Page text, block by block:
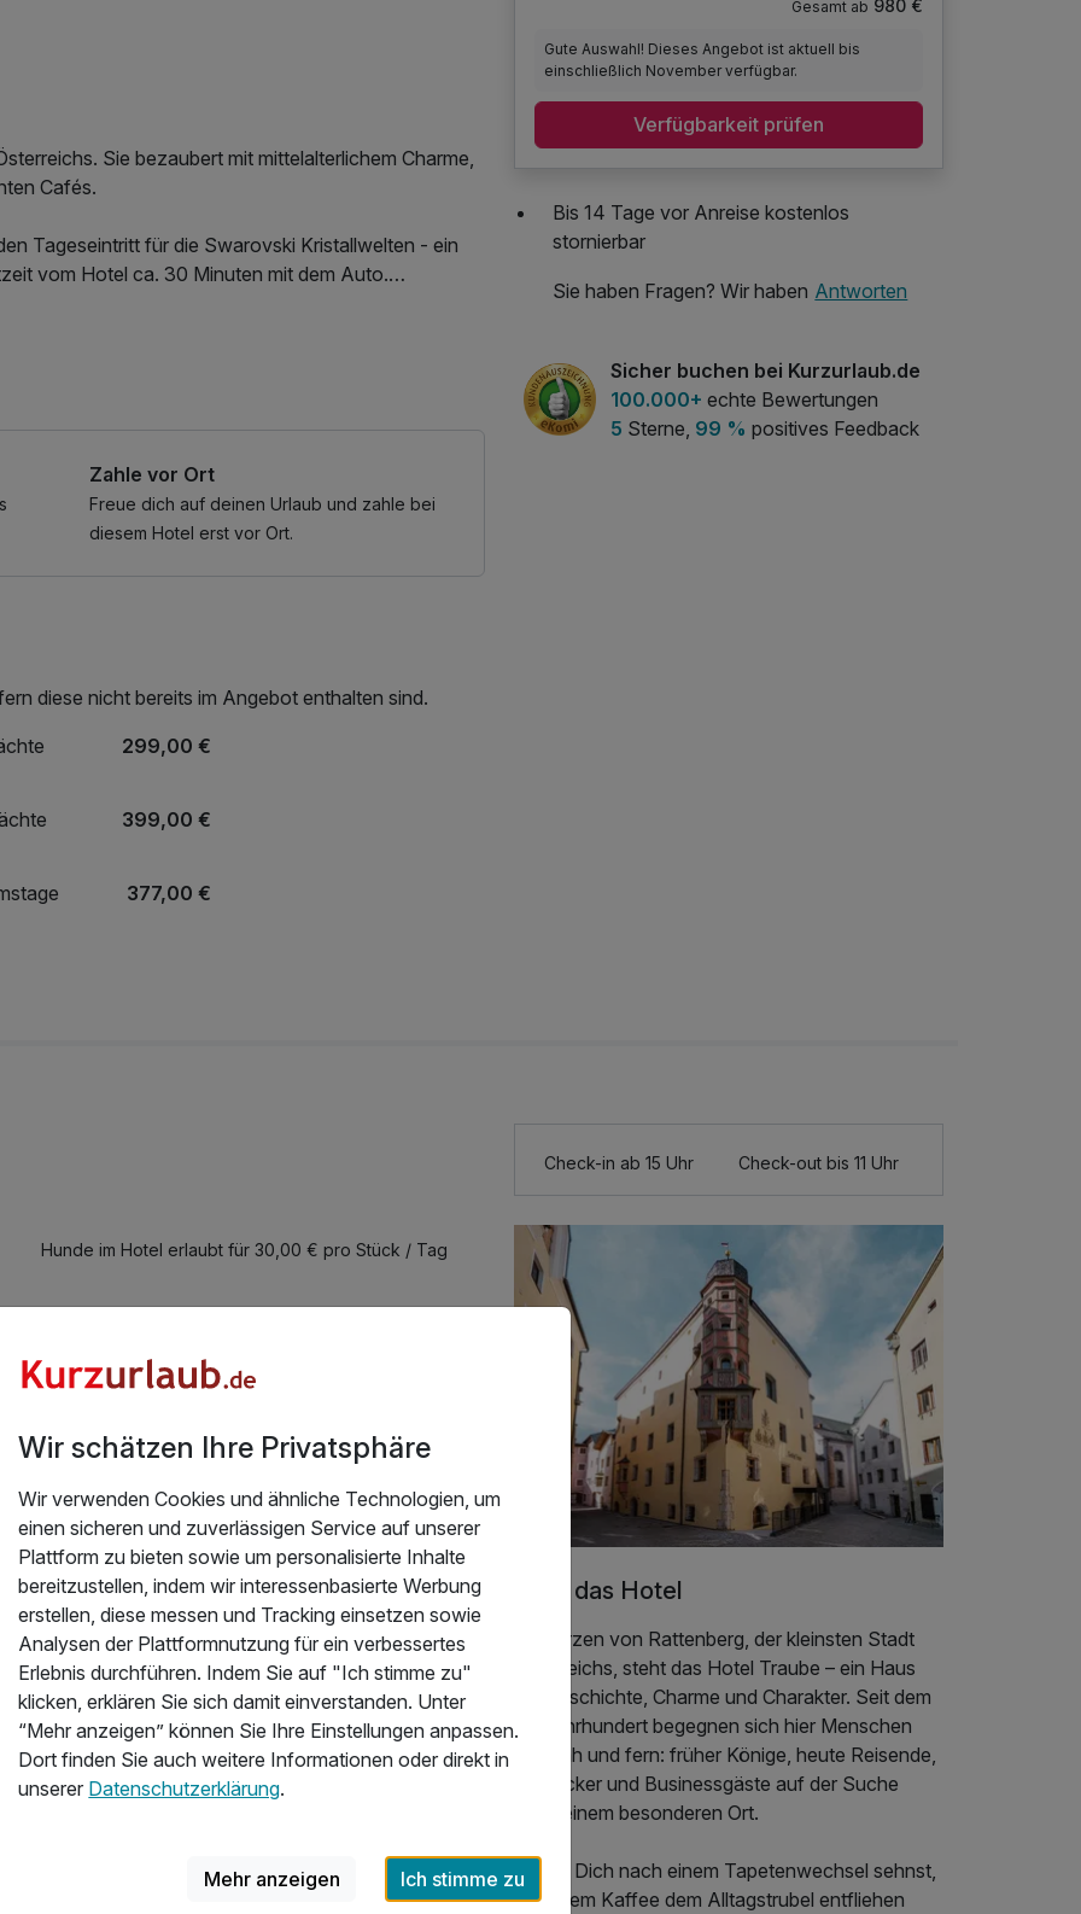
Sie bezaubert mit mittelalterlichem Charme,
Cafés.
Tageseintritt für die Swarovski Kristallwelten - ein
vom Hotel ca. 30 Minuten mit dem Auto.
Sie die Alpbachtal Card – Ihr Schlüssel zu
in der Region.
UmgebungZahle vor Ort
Freue dich auf deinen Urlaub und zahle bei
diesem Hotel erst vor Ort.
diese nicht bereits im Angebot enthalten sind.
299,00 €
399,00 €
377,00 €
Gesamt ab 980 €
Gute Auswahl! Dieses Angebot ist aktuell bis
einschließlich November verfügbar.
Verfügbarkeit prüfen
Bis 14 Tage vor Anreise kostenlos
stornierbar
Sie haben Fragen? Wir haben Antworten
Sicher buchen bei Kurzurlaub.de
100.000+ echte Bewertungen
5 Sterne, 99 % positives Feedback
Hunde im Hotel erlaubt für 30,00 € pro Stück / Tag
Check-in ab 15 Uhr Check-out bis 11 Uhr
Über das Hotel
Im Herzen von Rattenberg, der kleinsten Stadt
Österreichs, steht das Hotel Traube – ein Haus
mit Geschichte, Charme und Charakter. Seit dem
14. Jahrhundert begegnen sich hier Menschen
aus nah und fern: früher Könige, heute Reisende,
Entdecker und Businessgäste auf der Suche
nach einem besonderen Ort.
Ob Du Dich nach einem Tapetenwechsel sehnst,
mit einem Kaffee dem Alltagstrubel entfliehen
Wir schätzen Ihre Privatsphäre
Wir verwenden Cookies und ähnliche Technologien, um
einen sicheren und zuverlässigen Service auf unserer
Plattform zu bieten sowie um personalisierte Inhalte
bereitzustellen, indem wir interessenbasierte Werbung
erstellen, diese messen und Tracking einsetzen sowie
Analysen der Plattformnutzung für ein verbessertes
Erlebnis durchführen. Indem Sie auf "Ich stimme zu"
klicken, erklären Sie sich damit einverstanden. Unter
“Mehr anzeigen” können Sie Ihre Einstellungen anpassen.
Dort finden Sie auch weitere Informationen oder direkt in
unserer Datenschutzerklärung.
Mehr anzeigen Ich stimme zu